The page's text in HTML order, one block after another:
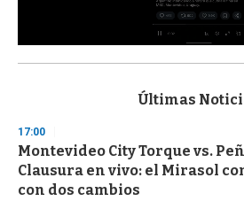
s
d
s
o
f
3
Últimas
17:00
Montevideo City Torque vs.
Clausura en vivo: el Mirasol
con dos cambios